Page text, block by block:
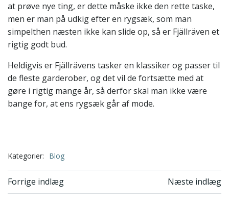
at prøve nye ting, er dette måske ikke den rette taske,
men er man på udkig efter en rygsæk, som man
simpelthen næsten ikke kan slide op, så er Fjällräven et
rigtig godt bud.
Heldigvis er Fjällrävens tasker en klassiker og passer til
de fleste garderober, og det vil de fortsætte med at
gøre i rigtig mange år, så derfor skal man ikke være
bange for, at ens rygsæk går af mode.
Kategorier: Blog
Indlægsnavigation
Forrige indlæg Næste indlæg